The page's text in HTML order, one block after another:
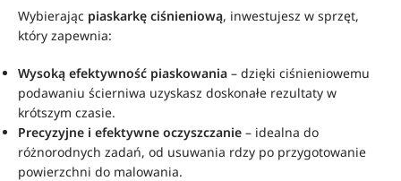
Wybierając piaskarkę ciśnieniową, inwestujesz w sprzęt,
który zapewnia:
Wysoką efektywność piaskowania – dzięki ciśnieniowemu
podawaniu ścierniwa uzyskasz doskonałe rezultaty w
krótszym czasie.
Precyzyjne i efektywne oczyszczanie – idealna do
różnorodnych zadań, od usuwania rdzy po przygotowanie
powierzchni do malowania.